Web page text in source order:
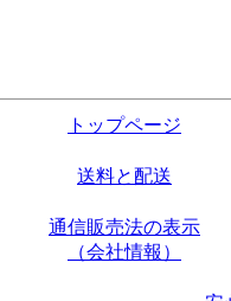
トップページ
送料と配送
通信販売法の表示
（会社情報）